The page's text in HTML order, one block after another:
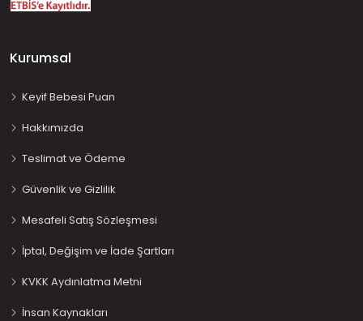
Kurumsal
Keyif Bebesi Puan
Hakkımızda
Teslimat ve Ödeme
Güvenlik ve Gizlilik
Mesafeli Satış Sözleşmesi
İptal, Değişim ve İade Şartları
KVKK Aydınlatma Metni
İnsan Kaynakları